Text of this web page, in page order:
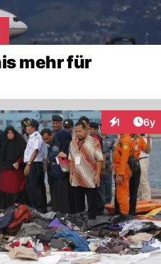
mehr für
1 6y